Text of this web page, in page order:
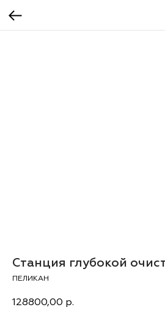
Станция глубокой
ПЕЛИКАН
128800,00 р.